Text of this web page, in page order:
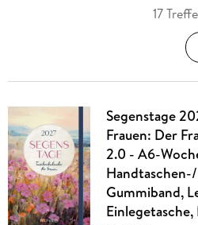
17
Segenstage
Frauen: Der
2.0 - A6-
Gummiband,